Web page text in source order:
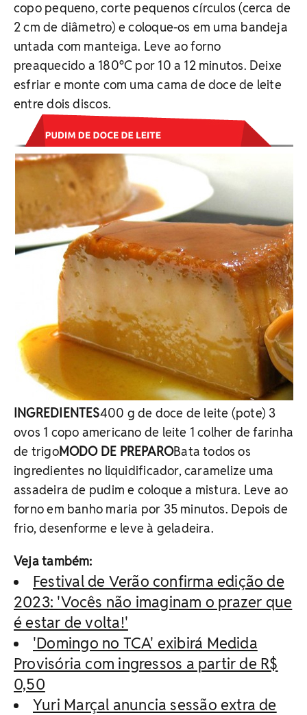
copo pequeno, corte pequenos círculos (cerca de
2 cm de diâmetro) e coloque-os em uma bandeja
untada com manteiga. Leve ao forno
preaquecido a 180°C por 10 a 12 minutos. Deixe
esfriar e monte com uma cama de doce de leite
entre dois discos.
INGREDIENTES400 g de doce de leite (pote) 3
ovos 1 copo americano de leite 1 colher de farinha
de trigoMODO DE PREPAROBata todos os
ingredientes no liquidificador, caramelize uma
assadeira de pudim e coloque a mistura. Leve ao
forno em banho maria por 35 minutos. Depois de
frio, desenforme e leve à geladeira.
Veja também:
Festival de Verão confirma edição de
2023: 'Vocês não imaginam o prazer que
é estar de volta!'
'Domingo no TCA' exibirá Medida
Provisória com ingressos a partir de R$
0,50
Yuri Marçal anuncia sessão extra de